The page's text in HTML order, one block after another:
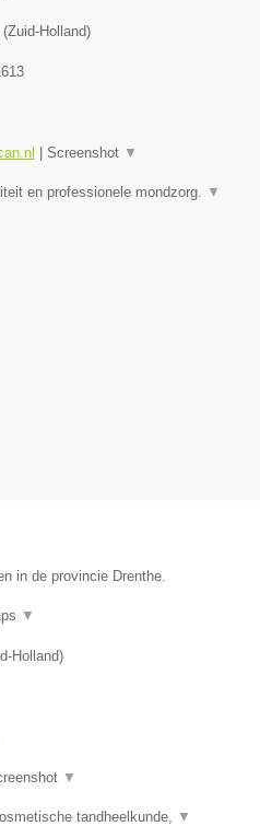
Zuid-Holland)
Screenshot ▼
en professionele mondzorg. ▼
in de provincie Drenthe.
▼
Holland)
▼
tandheelkunde, ▼